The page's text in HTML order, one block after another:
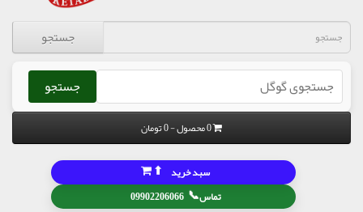
جستجو
جستجو
0 محصول - 0 تومان
تماس📞
09902206066
سبد خرید ⬆